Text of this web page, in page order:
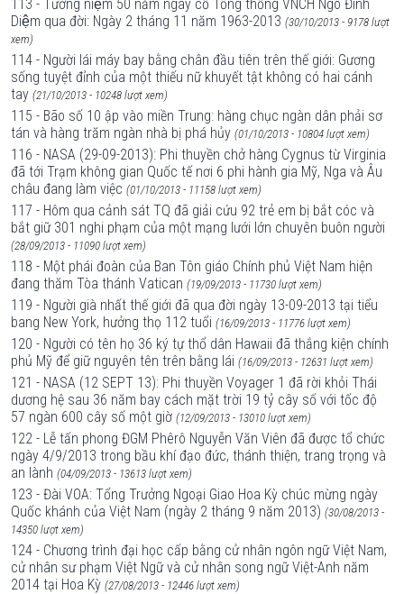
113 - Tưởng niệm 50 năm ngày cố Tổng thống VNCH Ngô Đình
Diệm qua đời: Ngày 2 tháng 11 năm 1963-2013 (30/10/2013 - 9178 lượt
xem)
114 - Người lái máy bay bằng chân đầu tiên trên thế giới: Gương
sống tuyệt đỉnh của một thiếu nữ khuyết tật không có hai cánh
tay (21/10/2013 - 10248 lượt xem)
115 - Bão số 10 ập vào miền Trung: hàng chục ngàn dân phải sơ
tán và hàng trăm ngàn nhà bị phá hủy (01/10/2013 - 10804 lượt xem)
116 - NASA (29-09-2013): Phi thuyền chở hàng Cygnus từ Virginia
đã tới Trạm không gian Quốc tế nơi 6 phi hành gia Mỹ, Nga và Âu
châu đang làm việc (01/10/2013 - 11158 lượt xem)
117 - Hôm qua cảnh sát TQ đã giải cứu 92 trẻ em bị bắt cóc và
bắt giữ 301 nghi phạm của một mạng lưới lớn chuyên buôn người
(28/09/2013 - 11090 lượt xem)
118 - Một phái đoàn của Ban Tôn giáo Chính phủ Việt Nam hiện
đang thăm Tòa thánh Vatican (19/09/2013 - 11730 lượt xem)
119 - Người già nhất thế giới đã qua đời ngày 13-09-2013 tại tiểu
bang New York, hưởng thọ 112 tuổi (16/09/2013 - 11776 lượt xem)
120 - Người có tên họ 36 ký tự thổ dân Hawaii đã thắng kiện chính
phủ Mỹ để giữ nguyên tên trên bằng lái (16/09/2013 - 12631 lượt xem)
121 - NASA (12 SEPT 13): Phi thuyền Voyager 1 đã rời khỏi Thái
dương hệ sau 36 năm bay cách mặt trời 19 tỷ cây số với tốc độ
57 ngàn 600 cây số một giờ (12/09/2013 - 13010 lượt xem)
122 - Lễ tấn phong ĐGM Phêrô Nguyễn Văn Viên đã được tổ chức
ngày 4/9/2013 trong bầu khí đạo đức, thánh thiện, trang trọng và
an lành (04/09/2013 - 13613 lượt xem)
123 - Đài VOA: Tổng Trưởng Ngoại Giao Hoa Kỳ chúc mừng ngày
Quốc khánh của Việt Nam (ngày 2 tháng 9 năm 2013) (30/08/2013 -
14350 lượt xem)
124 - Chương trình đại học cấp bằng cử nhân ngôn ngữ Việt Nam,
cử nhân sư phạm Việt Ngữ và cử nhân song ngữ Việt-Anh năm
2014 tại Hoa Kỳ (27/08/2013 - 12446 lượt xem)